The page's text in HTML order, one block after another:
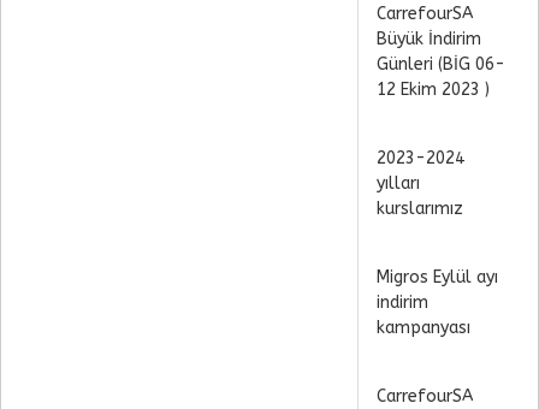
CarrefourSA
Büyük İndirim
Günleri (BİG 06-
12 Ekim 2023 )
2023-2024
yılları
kurslarımız
Migros Eylül ayı
indirim
kampanyası
CarrefourSA